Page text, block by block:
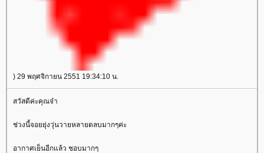
) 29 พฤศจิกายน 2551 19:34:10 น.
สวัสดีค่ะคุณจ๋า
ช่วงนี้จอยยุ่งวุ่นวายหลายตลบมากๆค่ะ
อากาศเย็นอีกแล้ว ชอบมากๆ